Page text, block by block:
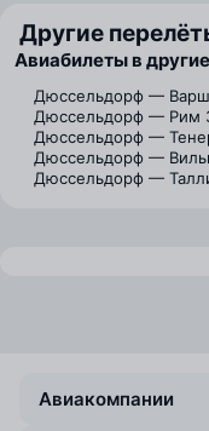
Другие
Авиабилеты в
Дюссельдорф —
Дюссельдорф — Рим
Дюссельдорф —
Дюссельдорф —
Дюссельдорф —
Авиакомпании